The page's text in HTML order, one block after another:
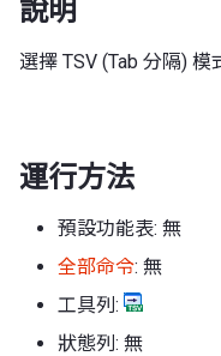
說明
選擇 TSV (Tab 分隔) 模
運行方法
預設功能表: 無
全部命令: 無
工具列:
狀態列: 無